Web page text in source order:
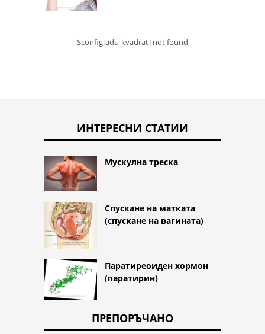
$config[ads_kvadrat] not found
ИНТЕРЕСНИ СТАТИИ
Мускулна треска
Спускане на матката
(спускане на вагината)
Паратиреоиден хормон
(паратирин)
ПРЕПОРЪЧАНО